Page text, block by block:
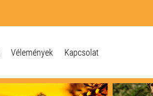
Vélemények Kapcsolat